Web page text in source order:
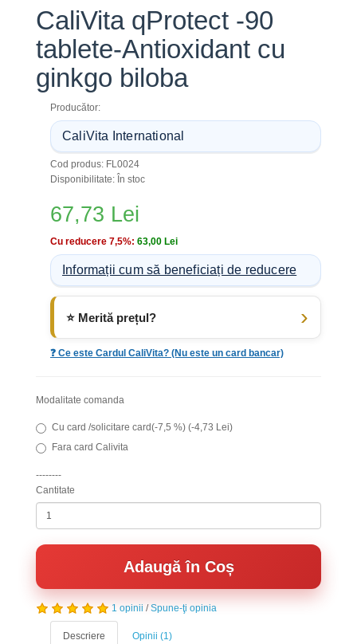
CaliVita qProtect -90
tablete-Antioxidant cu
ginkgo biloba
Producător:
CaliVita International
Cod produs: FL0024
Disponibilitate: În stoc
67,73 Lei
Cu reducere 7,5%: 63,00 Lei
Informații cum să beneficiați de reducere
⭐ Merită prețul?
❓ Ce este Cardul CaliVita? (Nu este un card bancar)
Modalitate comanda
Cu card /solicitare card(-7,5 %) (-4,73 Lei)
Fara card Calivita
--------
Cantitate
Adaugă în Coș
1 opinii /Spune-ţi opinia
Descriere Opinii (1)